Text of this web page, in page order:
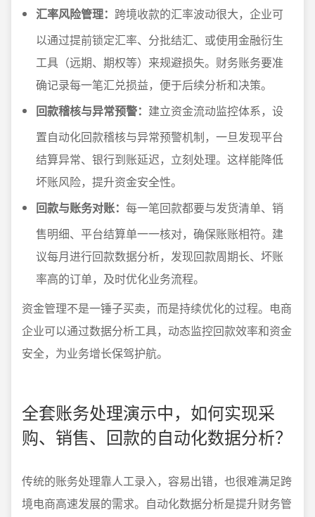
汇率风险管理： 跨境收款的汇率波动很大，企业可
以通过提前锁定汇率、分批结汇、或使用金融衍生
工具（远期、期权等）来规避损失。财务账务要准
确记录每一笔汇兑损益，便于后续分析和决策。
回款稽核与异常预警： 建立资金流动监控体系，设
置自动化回款稽核与异常预警机制，一旦发现平台
结算异常、银行到账延迟，立刻处理。这样能降低
坏账风险，提升资金安全性。
回款与账务对账： 每一笔回款都要与发货清单、销
售明细、平台结算单一一核对，确保账账相符。建
议每月进行回款数据分析，发现回款周期长、坏账
率高的订单，及时优化业务流程。
资金管理不是一锤子买卖，而是持续优化的过程。电商
企业可以通过数据分析工具，动态监控回款效率和资金
安全，为业务增长保驾护航。
全套账务处理演示中，如何实现采
购、销售、回款的自动化数据分析？
传统的账务处理靠人工录入，容易出错，也很难满足跨
境电商高速发展的需求。自动化数据分析是提升财务管